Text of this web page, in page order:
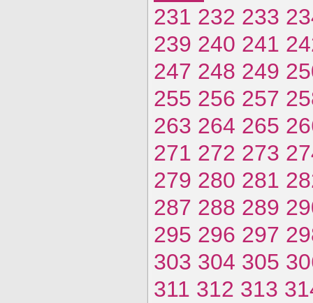
231 232 233
239 240 241
247 248 249
255 256 257
263 264 265
271 272 273
279 280 281
287 288 289
295 296 297
303 304 305
311 312 313